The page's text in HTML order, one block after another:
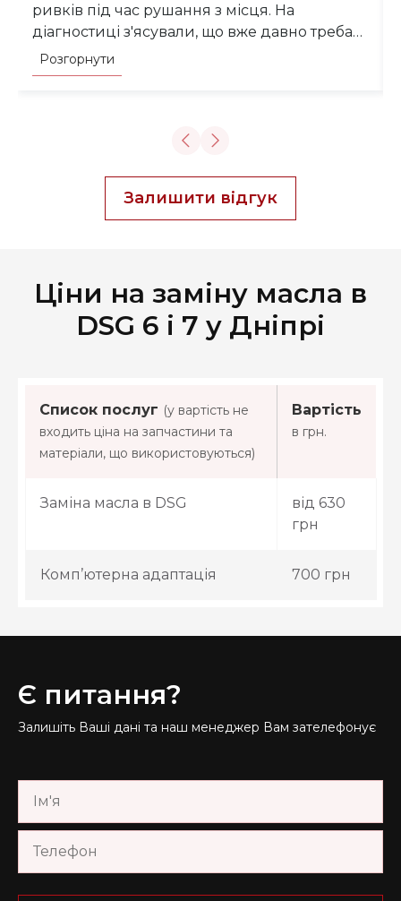
ривків під час рушання з місця. На
діагностиці з'ясували, що вже давно треба
було поміняти масло. Зробили заміну
швидко та акуратно, додатково провели
плавними, машина м'яко їде. Дякую
Розгорнути
Залишити відгук
Ціни на заміну масла в
DSG 6 і 7 у Дніпрі
Список послуг (у вартість не
входить ціна на запчастини та
матеріали, що використовуються)
Вартість
в грн.
Заміна масла в DSG
від 630
грн
Комп’ютерна адаптація 700 грн
Є питання?
Залишіть Ваші дані та наш менеджер Вам зателефонує